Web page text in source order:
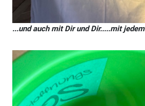
...und auch mit Dir und Dir.....mit